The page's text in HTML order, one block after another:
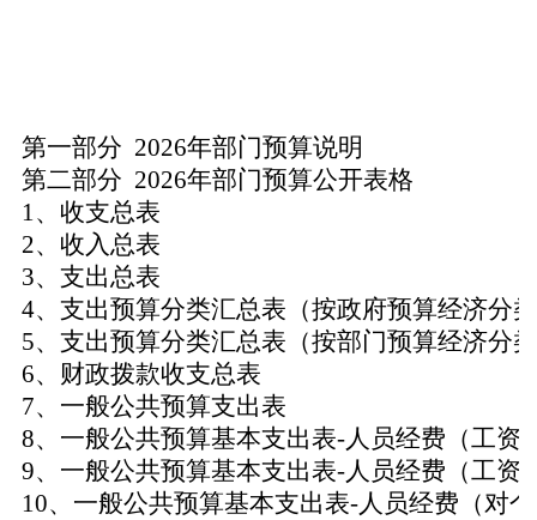
第一部分 2026年部门预算说明
第二部分 2026年部门预算公开表格
1、收支总表
2、收入总表
3、支出总表
4、支出预算分类汇总表（按政府预算经济分
5、支出预算分类汇总表（按部门预算经济分
6、财政拨款收支总表
7、一般公共预算支出表
8、一般公共预算基本支出表-人员经费（工资
9、一般公共预算基本支出表-人员经费（工资
10、一般公共预算基本支出表-人员经费（对